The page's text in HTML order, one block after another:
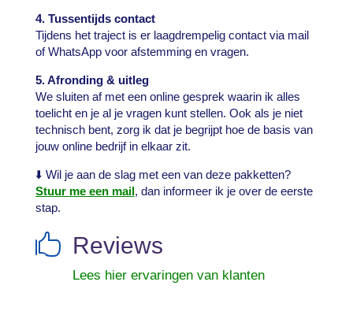
4. Tussentijds contact
Tijdens het traject is er laagdrempelig contact via mail
of WhatsApp voor afstemming en vragen.
5. Afronding & uitleg
We sluiten af met een online gesprek waarin ik alles
toelicht en je al je vragen kunt stellen. Ook als je niet
technisch bent, zorg ik dat je begrijpt hoe de basis van
jouw online bedrijf in elkaar zit.
⬇️ Wil je aan de slag met een van deze pakketten?
Stuur me een mail, dan informeer ik je over de eerste
stap.
 Reviews
Lees hier ervaringen van klanten